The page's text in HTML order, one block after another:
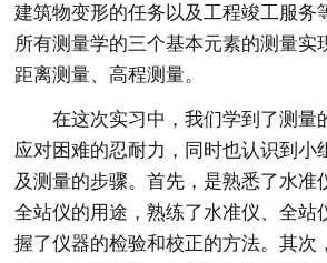
建筑物变形的任务以及工程竣工服务
所有测量学的三个基本元素的测量实
距离测量、高程测量。
在这次实习中，我们学到了测量
应对困难的忍耐力，同时也认识到小
及测量的步骤。首先，是熟悉了水准
全站仪的用途，熟练了水准仪、全站
握了仪器的检验和校正的方法。其次